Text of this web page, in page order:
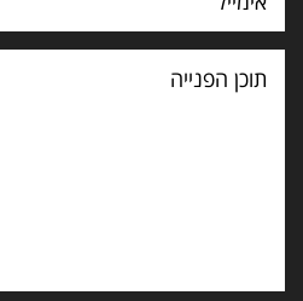
תוכן
הפנייה